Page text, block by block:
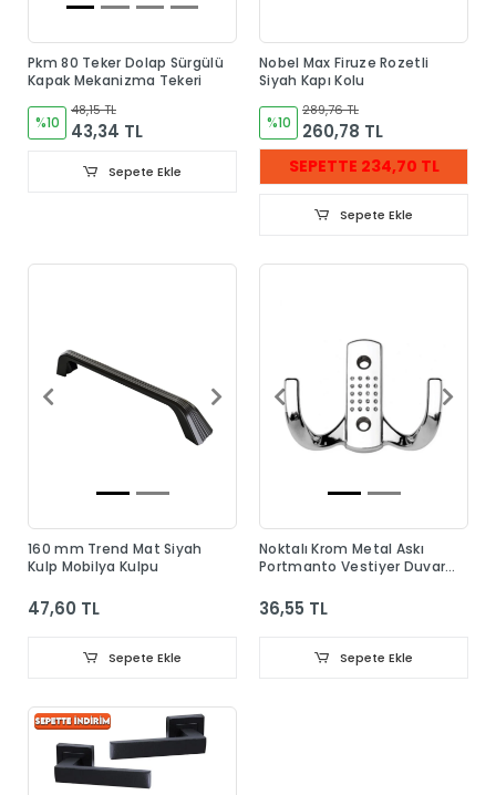
Pkm 80 Teker Dolap Sürgülü
Kapak Mekanizma Tekeri
%10
48,15 TL
43,34 TL
Sepete Ekle
Nobel Max Firuze Rozetli
Siyah Kapı Kolu
%10
289,76 TL
260,78 TL
SEPETTE 234,70 TL
Sepete Ekle
160 mm Trend Mat Siyah
Kulp Mobilya Kulpu
47,60 TL
Sepete Ekle
Noktalı Krom Metal Askı
Portmanto Vestiyer Duvar
36,55 TL
Sepete Ekle